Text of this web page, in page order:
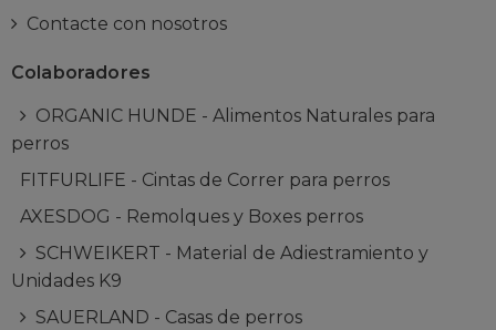
Contacte con nosotros
Colaboradores
ORGANIC HUNDE - Alimentos Naturales para
perros
FITFURLIFE - Cintas de Correr para perros
AXESDOG - Remolques y Boxes perros
SCHWEIKERT - Material de Adiestramiento y
Unidades K9
SAUERLAND - Casas de perros